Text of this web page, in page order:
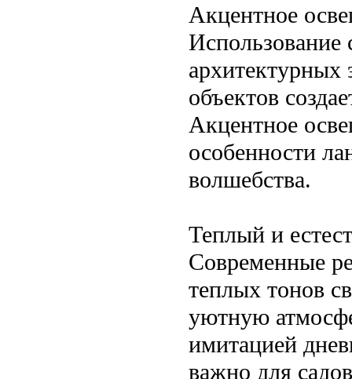
Акцентное
Использование
архитектурных
объектов
Акцентное
особенности
волшебства.
Теплый и
Современные
теплых тонов
уютную
имитацией
важно для